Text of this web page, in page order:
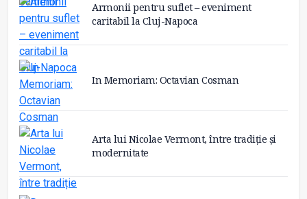
Armonii pentru suflet – eveniment
caritabil la Cluj-Napoca
In Memoriam: Octavian Cosman
Arta lui Nicolae Vermont, între tradiție și
modernitate